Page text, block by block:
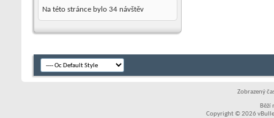
Na této stránce bylo 34 návštěv
Zobrazený
Běží
Copyright © 2026